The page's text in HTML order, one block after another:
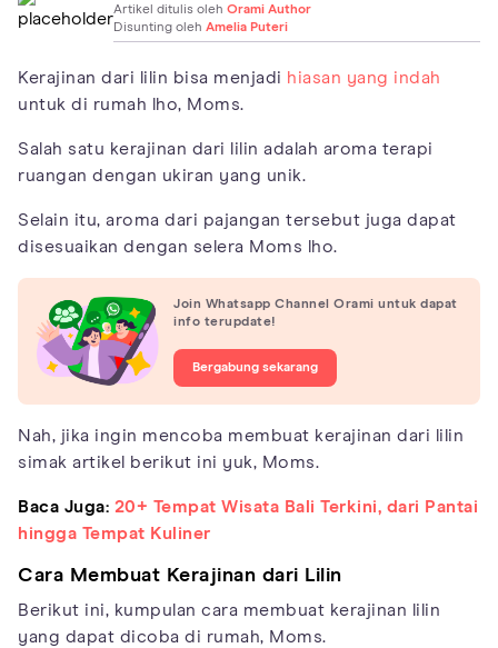
Artikel ditulis oleh Orami Author
Disunting oleh Amelia Puteri
Kerajinan dari lilin bisa menjadi hiasan yang indah
untuk di rumah lho, Moms.
Salah satu kerajinan dari lilin adalah aroma terapi
ruangan dengan ukiran yang unik.
Selain itu, aroma dari pajangan tersebut juga dapat
disesuaikan dengan selera Moms lho.
Join Whatsapp Channel Orami untuk dapat
info terupdate!
Bergabung sekarang
Nah, jika ingin mencoba membuat kerajinan dari lilin
simak artikel berikut ini yuk, Moms.
Baca Juga: 20+ Tempat Wisata Bali Terkini, dari Pantai
hingga Tempat Kuliner
Cara Membuat Kerajinan dari Lilin
Berikut ini, kumpulan cara membuat kerajinan lilin
yang dapat dicoba di rumah, Moms.